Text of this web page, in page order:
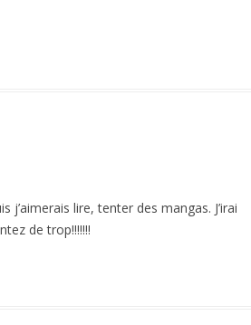
lire, tenter des mangas. J’irai
de trop!!!!!!!